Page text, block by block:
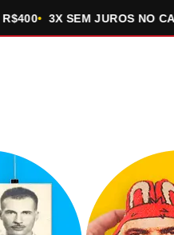
3X SEM JUROS NO CARTÃO